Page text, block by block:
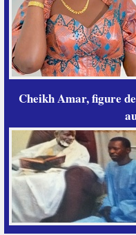
Cheikh Amar, figure